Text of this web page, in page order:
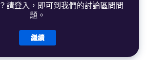
請登入，即可到我們的討論區問問
題。
繼續